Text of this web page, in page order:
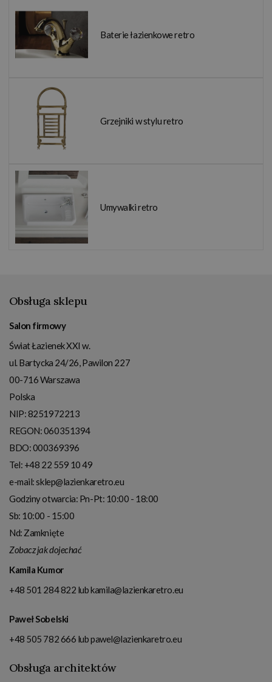
Baterie łazienkowe retro
Grzejniki w stylu retro
Umywalki retro
Obsługa sklepu
Salon firmowy
Świat Łazienek XXI w.
ul. Bartycka 24/26, Pawilon 227
00-716Warszawa
Polska
NIP:8251972213
REGON: 060351394
BDO: 000369396
Tel: +48 22 559 10 49
e-mail:sklep@lazienkaretro.eu
Godziny otwarcia: Pn-Pt: 10:00 - 18:00
Sb: 10:00 - 15:00
Nd: Zamknięte
Zobacz jak dojechać
Kamila Kumor
+48 501 284 822 lubkamila@lazienkaretro.eu
Paweł Sobelski
+48 505 782 666 lubpawel@lazienkaretro.eu
Obsługa architektów